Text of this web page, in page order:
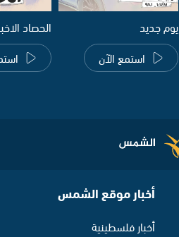
يوم جديد
استمع الآن
الحصاد
أخبار موقع الشمس
أخبار فلسطينية